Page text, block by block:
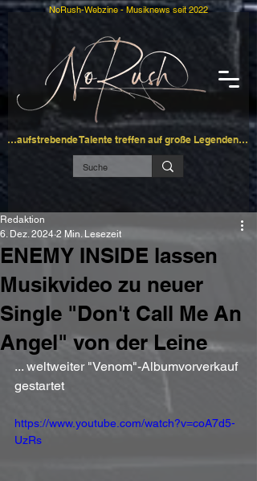
…aufstrebende Talente treffen auf große Legenden…
NoRush-Webzine - Musiknews seit 2022
ENEMY INSIDE lassen
Musikvideo zu neuer
Single "Don't Call Me An
Angel" von der Leine
Redaktion
6. Dez. 2024 2 Min. Lesezeit
... weltweiter "Venom"-Albumvorverkauf
gestartet
https://www.youtube.com/watch?v=coA7d5-
UzRs